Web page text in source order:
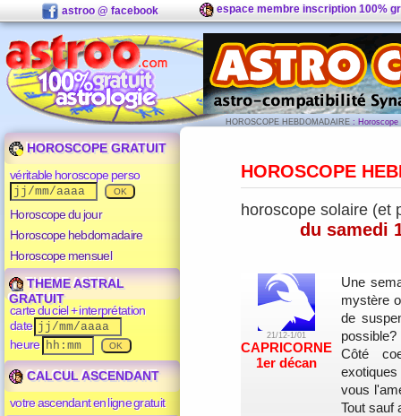
astroo @ facebook espace membre inscription 100%
HOROSCOPE HEBDOMADAIRE : Horoscope
HOROSCOPE GRATUIT
véritable horoscope perso
Horoscope du jour
Horoscope hebdomadaire
Horoscope mensuel
THEME ASTRAL
GRATUIT
carte du ciel + interprétation
date
heure
CALCUL ASCENDANT
votre ascendant en ligne gratuit
HOROSCOPE
horoscope solaire (et
du samedi
21/12-1/01
CAPRICORNE
1er décan
Une
mystère
de
possible?
Côté
vous
Tout sauf